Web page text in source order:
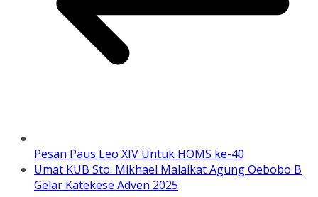
Pesan Paus Leo XIV Untuk HOMS ke-40
Umat KUB Sto. Mikhael Malaikat Agung Oebobo B
Gelar Katekese Adven 2025